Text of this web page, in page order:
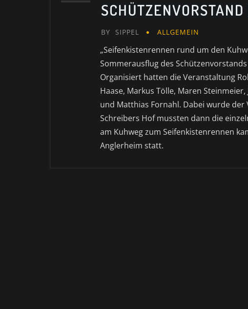
BY SIPPEL ALLGEMEIN
„Seifenkistenrennen rund um den
Sommerausflug des
Organisiert hatten die Veranstaltung
Haase, Markus Tölle, Maren
und Matthias Fornahl. Dabei wurde
Schreibers Hof mussten dann die
am Kuhweg zum Seifenkistenrennen
Anglerheim statt.